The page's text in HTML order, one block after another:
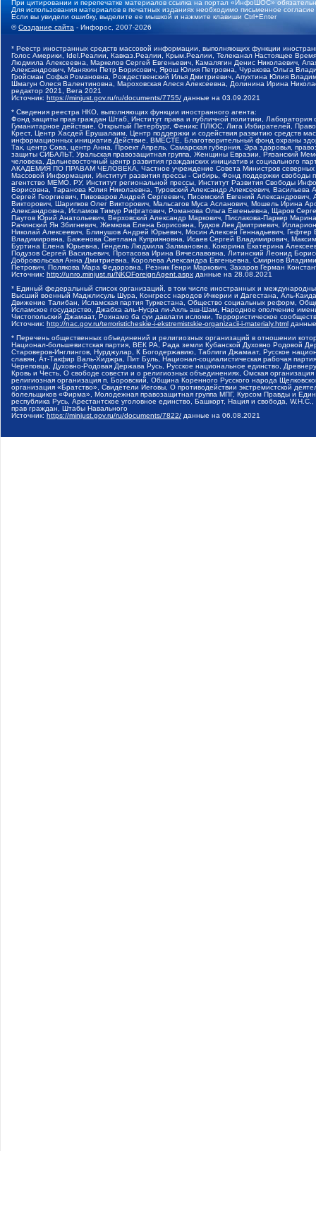
При цитировании и перепечатке материалов ссылка на портал «ИнфоШОС»
Для использования материалов в печатных изданиях необходимо письменное
Если вы увидели ошибку, выделите ее мышкой и нажмите клавиши Ctrl+Enter
©Создание сайта - Инфорос, 2007-2026
* Реестр иностранных средств массовой информации, выполняющих функции
Голос Америки, Idel.Реалии, Кавказ.Реалии, Крым.Реалии, Телеканал Настоящее
Людмила Алексеевна, Маркелов Сергей Евгеньевич, Камалягин Денис Николаевич,
Александрович, Маняхин Петр Борисович, Ярош Юлия Петровна, Чуракова Ольга
Гройсман Софья Романовна, Рождественский Илья Дмитриевич, Апухтина Юлия
Шмагун Олеся Валентиновна, Мароховская Алеся Алексеевна, Долинина Ирина
редактор 2021, Вега 2021
Источник: https://minjust.gov.ru/ru/documents/7755/ данные на 03.09.2021
* Сведения реестра НКО, выполняющих функции иностранного агента:
Фонд защиты прав граждан Штаб, Институт права и публичной политики,
Гуманитарное действие, Открытый Петербург, Феникс ПЛЮС, Лига Избирателей,
Крест, Центр Хасдей Ерушалаим, Центр поддержки и содействия развитию средств
информационных инициатив Действие, ВМЕСТЕ, Благотворительный фонд охраны
Так, центр Сова, центр Анна, Проект Апрель, Самарская губерния, Эра здоровья,
защиты СИБАЛЬТ, Уральская правозащитная группа, Женщины Евразии, Рязанский
человека, Дальневосточный центр развития гражданских инициатив и социального
АКАДЕМИЯ ПО ПРАВАМ ЧЕЛОВЕКА, Частное учреждение Совета Министров северных
Массовой Информации, Институт развития прессы - Сибирь, Фонд поддержки
агентство МЕМО. РУ, Институт региональной прессы, Институт Развития Свободы
Борисовна, Таранова Юлия Николаевна, Туровский Александр Алексеевич,
Сергей Георгиевич, Пивоваров Андрей Сергеевич, Писемский Евгений
Викторович, Шарипков Олег Викторович, Мальсагов Муса Асланович, Мошель Ирина
Александровна, Исламов Тимур Рифгатович, Романова Ольга Евгеньевна, Щаров
Паутов Юрий Анатольевич, Верховский Александр Маркович, Пислакова-Паркер
Рачинский Ян Збигневич, Жемкова Елена Борисовна, Гудков Лев Дмитриевич,
Николай Алексеевич, Блинушов Андрей Юрьевич, Мосин Алексей Геннадьевич,
Владимировна, Баженова Светлана Куприяновна, Исаев Сергей Владимирович,
Буртина Елена Юрьевна, Гендель Людмила Залмановна, Кокорина Екатерина
Подузов Сергей Васильевич, Протасова Ирина Вячеславовна, Литинский Леонид
Добровольская Анна Дмитриевна, Королева Александра Евгеньевна, Смирнов
Петрович, Полякова Мара Федоровна, Резник Генри Маркович, Захаров Герман
Источник: http://unro.minjust.ru/NKOForeignAgent.aspx данные на 28.08.2021
* Единый федеральный список организаций, в том числе иностранных и
Высший военный Маджлисуль Шура, Конгресс народов Ичкерии и Дагестана, Аль-
Движение Талибан, Исламская партия Туркестана, Общество социальных реформ,
Исламское государство, Джабха аль-Нусра ли-Ахль аш-Шам, Народное ополчение
Чистопольский Джамаат, Рохнамо ба суи давлати исломи, Террористическое
Источник: http://nac.gov.ru/terroristicheskie-i-ekstremistskie-organizacii-i-materialy.html
* Перечень общественных объединений и религиозных организаций в отношении
Национал-большевистская партия, ВЕК РА, Рада земли Кубанской Духовно Родовой
Староверов-Инглингов, Нурджулар, К Богодержавию, Таблиги Джамаат, Русское
славян, Ат-Такфир Валь-Хиджра, Пит Буль, Национал-социалистическая рабочая
Череповца, Духовно-Родовая Держава Русь, Русское национальное единство,
Кровь и Честь, О свободе совести и о религиозных объединениях, Омская
религиозная организация п. Боровский, Община Коренного Русского народа
организация «Братство», Свидетели Иеговы, О противодействии экстремистской
болельщиков «Фирма», Молодежная правозащитная группа МПГ, Курсом Правды и
республика Русь, Арестантское уголовное единство, Башкорт, Нация и свобода,
прав граждан, Штабы Навального
Источник: https://minjust.gov.ru/ru/documents/7822/ данные на 06.08.2021